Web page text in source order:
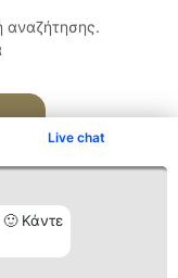
Live chat
Κάντε
αναζήτησης.